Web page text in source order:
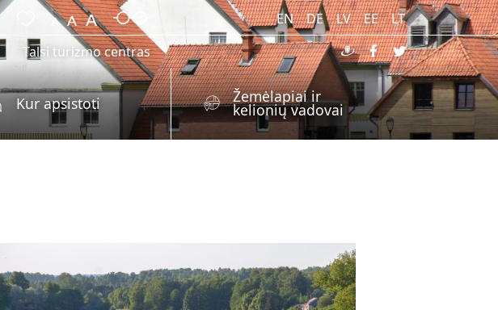
EN DE LV EE
LT
Talsi turizmo centras
Kur apsistoti Žemėlapiai ir
kelionių vadovai